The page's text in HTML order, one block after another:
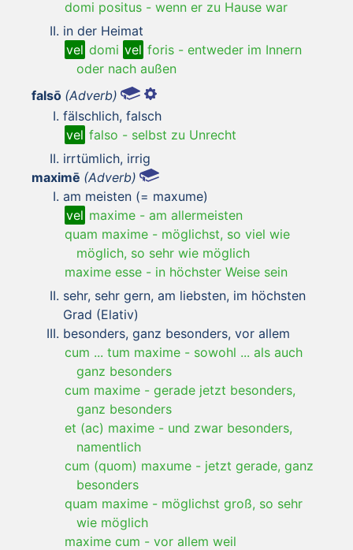
domi positus - wenn er zu Hause war
in der Heimat
vel domi vel foris - entweder im Innern
oder nach außen
falsō (Adverb)
fälschlich, falsch
vel falso - selbst zu Unrecht
irrtümlich, irrig
maximē (Adverb)
am meisten (= maxume)
vel maxime - am allermeisten
quam maxime - möglichst, so viel wie
möglich, so sehr wie möglich
maxime esse - in höchster Weise sein
sehr, sehr gern, am liebsten, im höchsten
Grad (Elativ)
besonders, ganz besonders, vor allem
cum ... tum maxime - sowohl ... als auch
ganz besonders
cum maxime - gerade jetzt besonders,
ganz besonders
et (ac) maxime - und zwar besonders,
namentlich
cum (quom) maxume - jetzt gerade, ganz
besonders
quam maxime - möglichst groß, so sehr
wie möglich
maxime cum - vor allem weil